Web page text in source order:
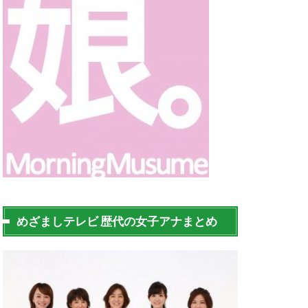
めざましテレビ 歴代の女子アナまとめ